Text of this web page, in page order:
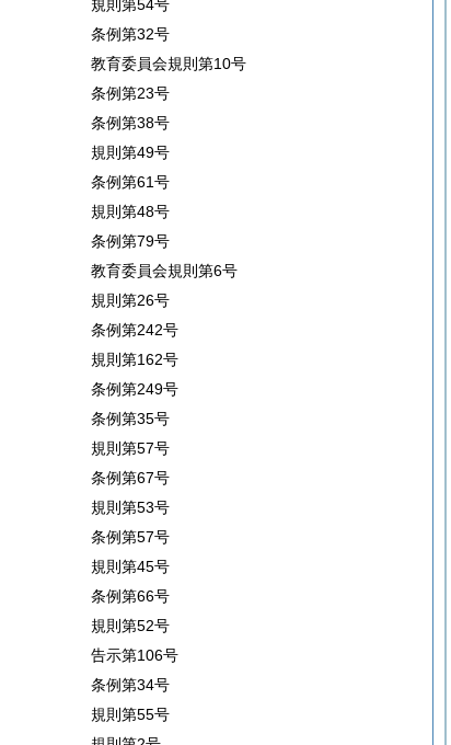
規則第54号
条例第32号
教育委員会規則第10号
条例第23号
条例第38号
規則第49号
条例第61号
規則第48号
条例第79号
教育委員会規則第6号
規則第26号
条例第242号
規則第162号
条例第249号
条例第35号
規則第57号
条例第67号
規則第53号
条例第57号
規則第45号
条例第66号
規則第52号
告示第106号
条例第34号
規則第55号